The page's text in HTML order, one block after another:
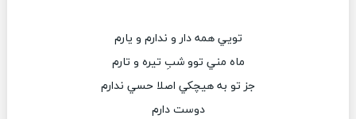
تويي همه دار و ندارم و يارم
ماه مني توو شبِ تيره و تارم
جز تو به هيچكي اصلا حسي ندارم
دوست دارم